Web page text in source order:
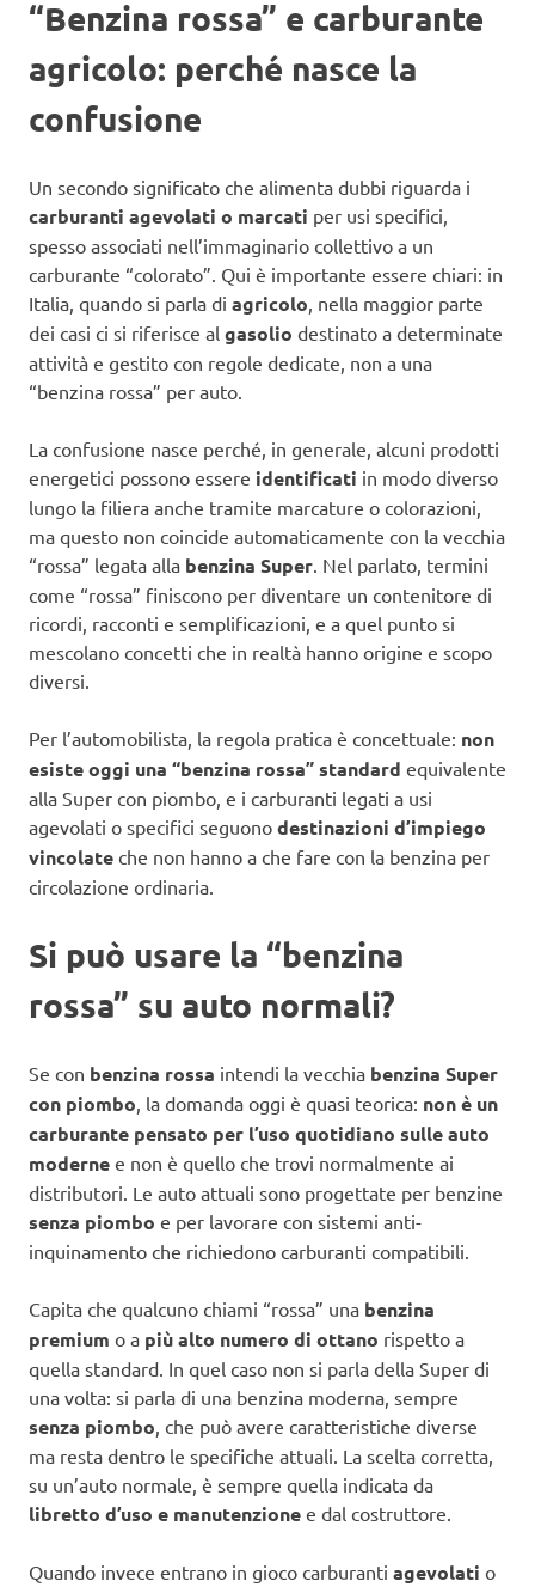
“Benzina rossa” e carburante
agricolo: perché nasce la
confusione
Un secondo significato che alimenta dubbi riguarda i
carburanti agevolati o marcati per usi specifici,
spesso associati nell’immaginario collettivo a un
carburante “colorato”. Qui è importante essere chiari: in
Italia, quando si parla di agricolo , nella maggior parte
dei casi ci si riferisce al gasolio destinato a determinate
attività e gestito con regole dedicate, non a una
“benzina rossa” per auto.
La confusione nasce perché, in generale, alcuni prodotti
energetici possono essere identificati in modo diverso
lungo la filiera anche tramite marcature o colorazioni,
ma questo non coincide automaticamente con la vecchia
“rossa” legata alla benzina Super . Nel parlato, termini
come “rossa” finiscono per diventare un contenitore di
ricordi, racconti e semplificazioni, e a quel punto si
mescolano concetti che in realtà hanno origine e scopo
diversi.
Per l’automobilista, la regola pratica è concettuale: non
esiste oggi una “benzina rossa” standard equivalente
alla Super con piombo, e i carburanti legati a usi
agevolati o specifici seguono destinazioni d’impiego
vincolate che non hanno a che fare con la benzina per
circolazione ordinaria.
Si può usare la “benzina
rossa” su auto normali?
Se con benzina rossa intendi la vecchia benzina Super
con piombo , la domanda oggi è quasi teorica: non è un
carburante pensato per l’uso quotidiano sulle auto
moderne e non è quello che trovi normalmente ai
distributori. Le auto attuali sono progettate per benzine
senza piombo e per lavorare con sistemi anti-
inquinamento che richiedono carburanti compatibili.
Capita che qualcuno chiami “rossa” una benzina
premium o a più alto numero di ottano rispetto a
quella standard. In quel caso non si parla della Super di
una volta: si parla di una benzina moderna, sempre
senza piombo , che può avere caratteristiche diverse
ma resta dentro le specifiche attuali. La scelta corretta,
su un’auto normale, è sempre quella indicata da
libretto d’uso e manutenzione e dal costruttore.
Quando invece entrano in gioco carburanti agevolati o